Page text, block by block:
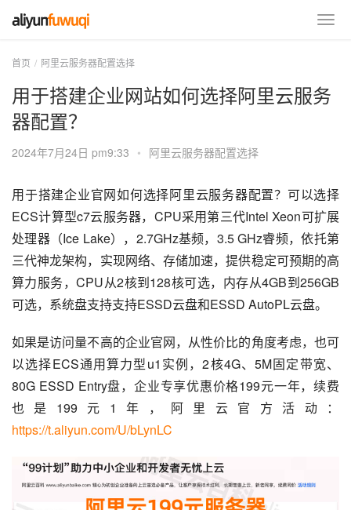
首页 阿里云服务器配置选择
用于搭建企业网站如何选择阿里云服务
器配置？
2024年7月24日 pm9:33 • 阿里云服务器配置选择
用于搭建企业官网如何选择阿里云服务器配置？可以选择
ECS计算型c7云服务器，CPU采用第三代Intel Xeon可扩展
处理器（Ice Lake），2.7GHz基频，3.5 GHz睿频，依托第
三代神龙架构，实现网络、存储加速，提供稳定可预期的高
算力服务，CPU从2核到128核可选，内存从4GB到256GB
可选，系统盘支持支持ESSD云盘和ESSD AutoPL云盘。
如果是访问量不高的企业官网，从性价比的角度考虑，也可
以选择ECS通用算力型u1实例，2核4G、5M固定带宽、
80G ESSD Entry盘，企业专享优惠价格199元一年，续费
也是199元1年，阿里云官方活动：
https://t.aliyun.com/U/bLynLC